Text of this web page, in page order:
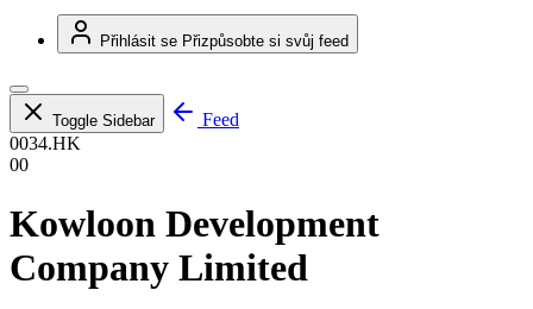
Přihlásit se Přizpůsobte si svůj feed
Toggle Sidebar
Feed
0034.HK
00
Kowloon Development
Company Limited